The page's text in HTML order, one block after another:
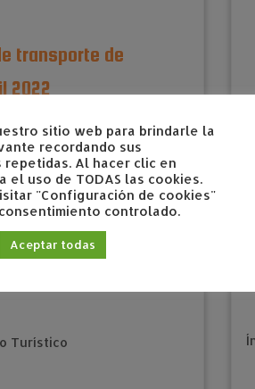
transporte de
2022
Etiquetado 2022
/
transporte de viajerospor
sitio web para brindarle la
recordando sus
Al hacer clic en
el uso de TODAS las cookies.
"Configuración de cookies"
controlado.
Aceptar todas